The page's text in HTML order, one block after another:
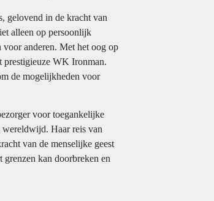
gelovend in de kracht van
alleen op persoonlijk
voor anderen. Met het oog op
prestigieuze WK Ironman.
de mogelijkheden voor
voor toegankelijke
wereldwijd. Haar reis van
van de menselijke geest
grenzen kan doorbreken en